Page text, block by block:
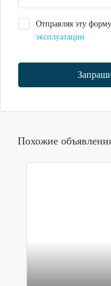
Отправляя эту
эксплуатации
Похожие